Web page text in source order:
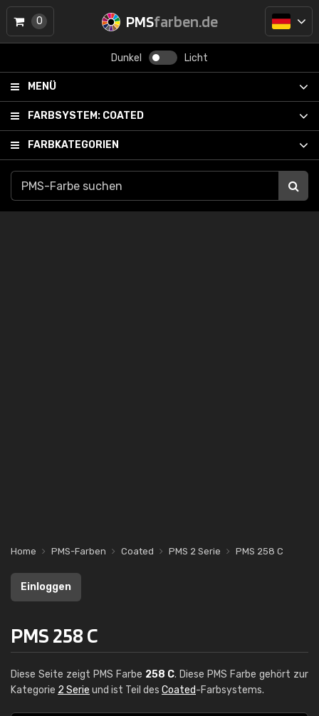
PMSfarben.de
Dunkel Licht
MENÜ
FARBSYSTEM: COATED
FARBKATEGORIEN
0
Home PMS-Farben Coated PMS 2 Serie PMS 258 C
Einloggen
PMS 258 C
Diese Seite zeigt PMS Farbe 258 C. Diese PMS Farbe gehört zur
Kategorie 2 Serie und ist Teil des Coated-Farbsystems.